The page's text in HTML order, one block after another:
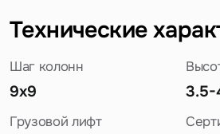
Технические
Шаг колонн
9х9 3.5-
Грузовой лифт